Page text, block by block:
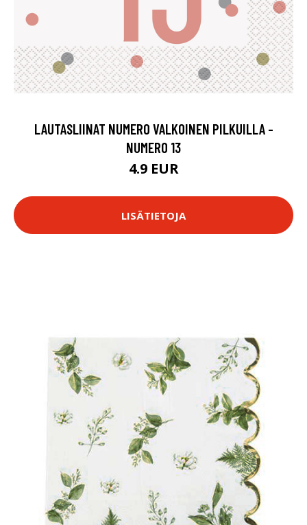
LAUTASLIINAT NUMERO VALKOINEN PILKUILLA -
NUMERO 13
4.9 EUR
LISÄTIETOJA